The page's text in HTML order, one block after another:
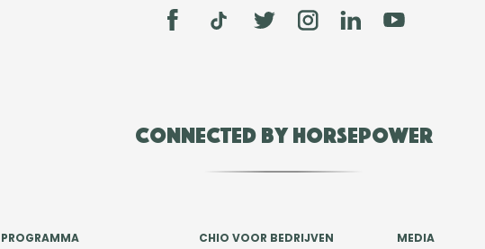
Connected by Horsepower
PROGRAMMA
CHIO VOOR BEDRIJVEN
MEDIA